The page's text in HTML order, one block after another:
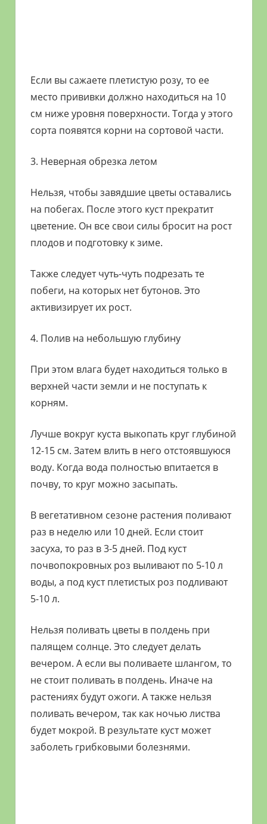
Если вы сажаете плетистую розу, то ее
место прививки должно находиться на 10
см ниже уровня поверхности. Тогда у этого
сорта появятся корни на сортовой части.
3. Неверная обрезка летом
Нельзя, чтобы завядшие цветы оставались
на побегах. После этого куст прекратит
цветение. Он все свои силы бросит на рост
плодов и подготовку к зиме.
Также следует чуть-чуть подрезать те
побеги, на которых нет бутонов. Это
активизирует их рост.
4. Полив на небольшую глубину
При этом влага будет находиться только в
верхней части земли и не поступать к
корням.
Лучше вокруг куста выкопать круг глубиной
12-15 см. Затем влить в него отстоявшуюся
воду. Когда вода полностью впитается в
почву, то круг можно засыпать.
В вегетативном сезоне растения поливают
раз в неделю или 10 дней. Если стоит
засуха, то раз в 3-5 дней. Под куст
почвопокровных роз выливают по 5-10 л
воды, а под куст плетистых роз подливают
5-10 л.
Нельзя поливать цветы в полдень при
палящем солнце. Это следует делать
вечером. А если вы поливаете шлангом, то
не стоит поливать в полдень. Иначе на
растениях будут ожоги. А также нельзя
поливать вечером, так как ночью листва
будет мокрой. В результате куст может
заболеть грибковыми болезнями.